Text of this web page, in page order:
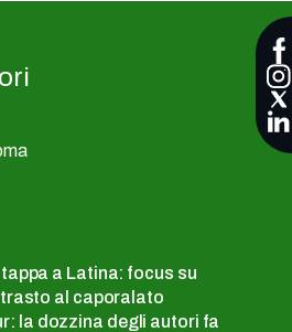
a Latina: focus su
al caporalato
la dozzina degli autori fa